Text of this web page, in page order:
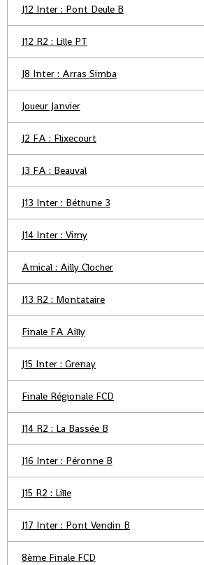
J12 Inter : Pont Deule B
J12 R2 : Lille PT
J8 Inter : Arras Simba
Joueur Janvier
J2 FA : Flixecourt
J3 FA : Beauval
J13 Inter : Béthune 3
J14 Inter : Vimy
Amical : Ailly Clocher
J13 R2 : Montataire
Finale FA Ailly
J15 Inter : Grenay
Finale Régionale FCD
J14 R2 : La Bassée B
J16 Inter : Péronne B
J15 R2 : Lille
J17 Inter : Pont Vendin B
8ème Finale FCD